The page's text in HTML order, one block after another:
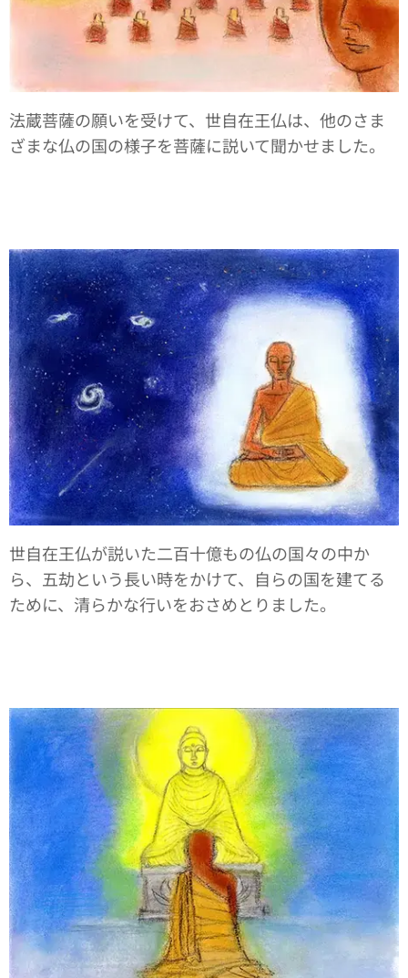
法蔵菩薩の願いを受けて、世自在王仏は、他のさま
ざまな仏の国の様子を菩薩に説いて聞かせました。
世自在王仏が説いた二百十億もの仏の国々の中か
ら、五劫という長い時をかけて、自らの国を建てる
ために、清らかな行いをおさめとりました。